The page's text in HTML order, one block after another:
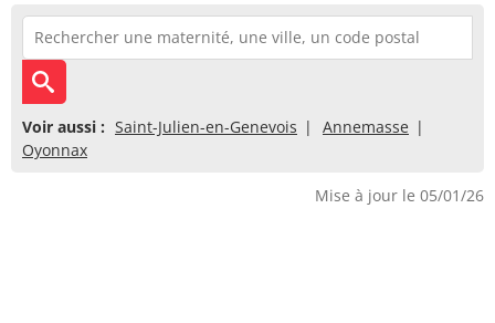
Voir aussi : Saint-Julien-en-Genevois
Annemasse
Oyonnax
Mise à jour le 05/01/26